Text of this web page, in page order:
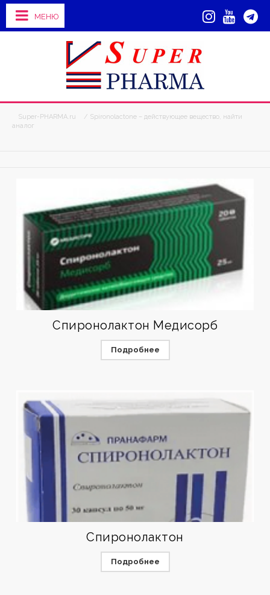
МЕНЮ
Super-PHARMA.ru
/ Spironolactone – действующее вещество, найти
аналог
Спиронолактон Медисорб
Подробнее
Спиронолактон
Подробнее